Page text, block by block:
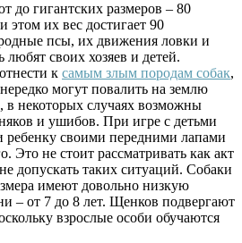
до гигантских размеров – 80
этом их вес достигает 90
псы, их движения ловки и
своих хозяев и детей.
к самым злым породам собак,
могут повалить на землю
в некоторых случаях возможны
и ушибов. При игре с детьми
ребенку своими передними лапами
Это не стоит рассматривать как акт
допускать таких ситуаций. Собаки
имеют довольно низкую
– от 7 до 8 лет. Щенков подвергают
взрослые особи обучаются